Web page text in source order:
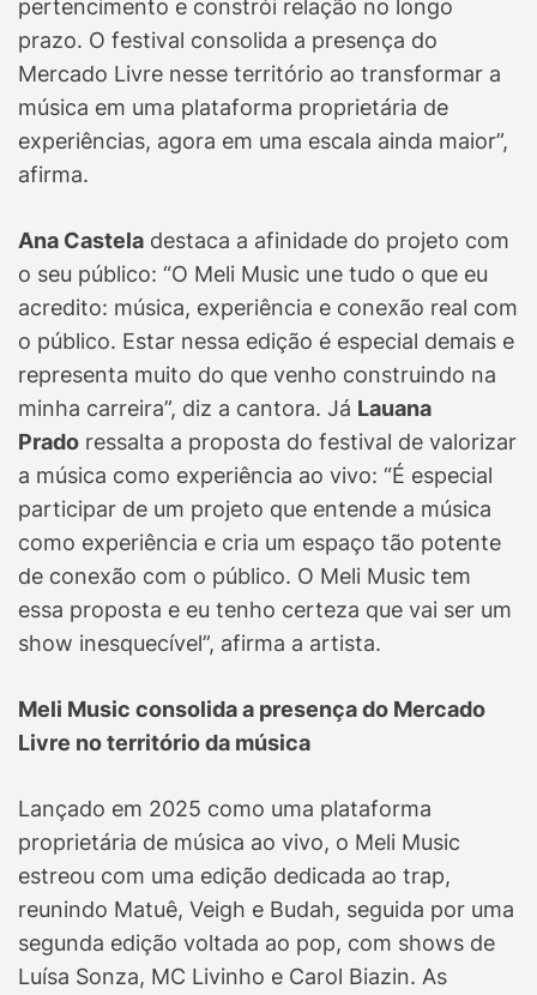
pertencimento e constrói relação no longo
prazo. O festival consolida a presença do
Mercado Livre nesse território ao transformar a
música em uma plataforma proprietária de
experiências, agora em uma escala ainda maior”,
afirma.
Ana Castela destaca a afinidade do projeto com
o seu público: “O Meli Music une tudo o que eu
acredito: música, experiência e conexão real com
o público. Estar nessa edição é especial demais e
representa muito do que venho construindo na
minha carreira”, diz a cantora. Já Lauana
Prado ressalta a proposta do festival de valorizar
a música como experiência ao vivo: “É especial
participar de um projeto que entende a música
como experiência e cria um espaço tão potente
de conexão com o público. O Meli Music tem
essa proposta e eu tenho certeza que vai ser um
show inesquecível”, afirma a artista.
Meli Music consolida a presença do Mercado
Livre no território da música
Lançado em 2025 como uma plataforma
proprietária de música ao vivo, o Meli Music
estreou com uma edição dedicada ao trap,
reunindo Matuê, Veigh e Budah, seguida por uma
segunda edição voltada ao pop, com shows de
Luísa Sonza, MC Livinho e Carol Biazin. As